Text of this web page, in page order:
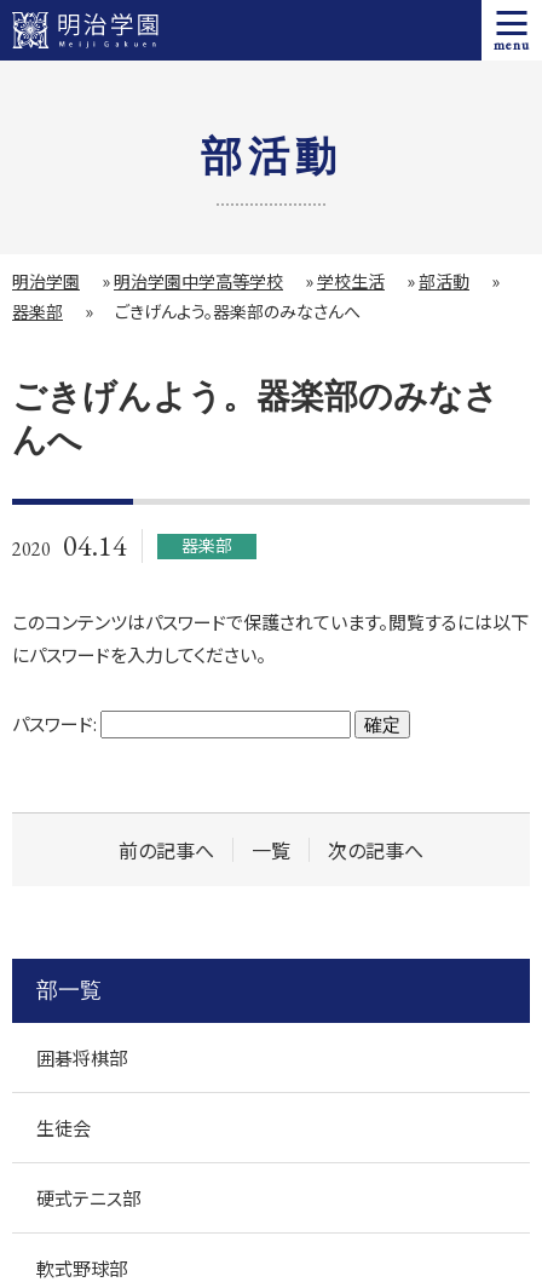
menu
部活動
明治学園 »明治学園中学高等学校 »学校生活 »部活動
»
器楽部
» ごきげんよう。器楽部のみなさんへ
ごきげんよう。器楽部のみなさ
んへ
2020 04.14 器楽部
このコンテンツはパスワードで保護されています。閲覧するには以下
にパスワードを入力してください。
パスワード:
前の記事へ 一覧 次の記事へ
部一覧
囲碁将棋部
生徒会
硬式テニス部
軟式野球部